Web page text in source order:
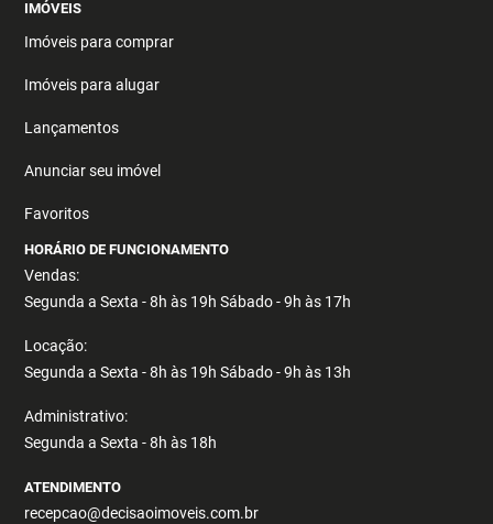
IMÓVEIS
Imóveis para comprar
Imóveis para alugar
Lançamentos
Anunciar seu imóvel
Favoritos
HORÁRIO DE FUNCIONAMENTO
Vendas:
Segunda a Sexta - 8h às 19h Sábado - 9h às 17h
Locação:
Segunda a Sexta - 8h às 19h Sábado - 9h às 13h
Administrativo:
Segunda a Sexta - 8h às 18h
ATENDIMENTO
recepcao@decisaoimoveis.com.br